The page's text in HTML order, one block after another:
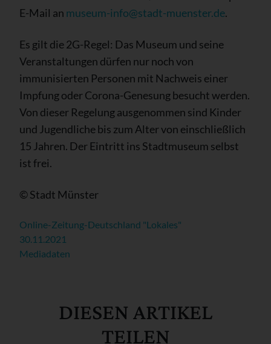
E-Mail an museum-info@stadt-muenster.de.
Es gilt die 2G-Regel: Das Museum und seine
Veranstaltungen dürfen nur noch von
immunisierten Personen mit Nachweis einer
Impfung oder Corona-Genesung besucht werden.
Von dieser Regelung ausgenommen sind Kinder
und Jugendliche bis zum Alter von einschließlich
15 Jahren. Der Eintritt ins Stadtmuseum selbst
ist frei.
© Stadt Münster
Online-Zeitung-Deutschland "Lokales"
30.11.2021
Mediadaten
DIESEN ARTIKEL
TEILEN